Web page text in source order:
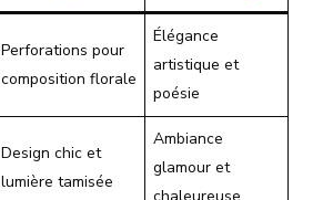
Perforations pour
composition florale
Élégance
artistique et
poésie
Design chic et
lumière tamisée
Ambiance
glamour et
chaleureuse